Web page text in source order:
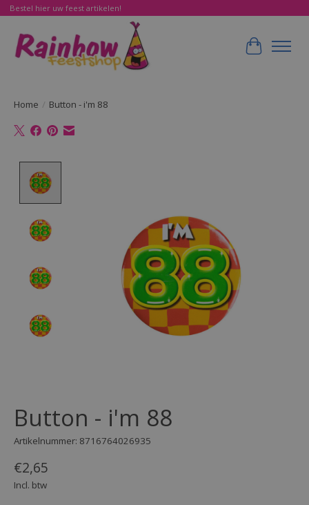
Bestel hier uw feest artikelen!
Home / Button - i'm 88
Button - i'm 88
Artikelnummer: 8716764026935
€2,65
Incl. btw